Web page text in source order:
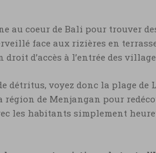
au coeur de Bali pour trouver
face aux rizières en
d’accès à l’entrée des
détritus, voyez donc la plage
région de Menjangan pour
les habitants simplement